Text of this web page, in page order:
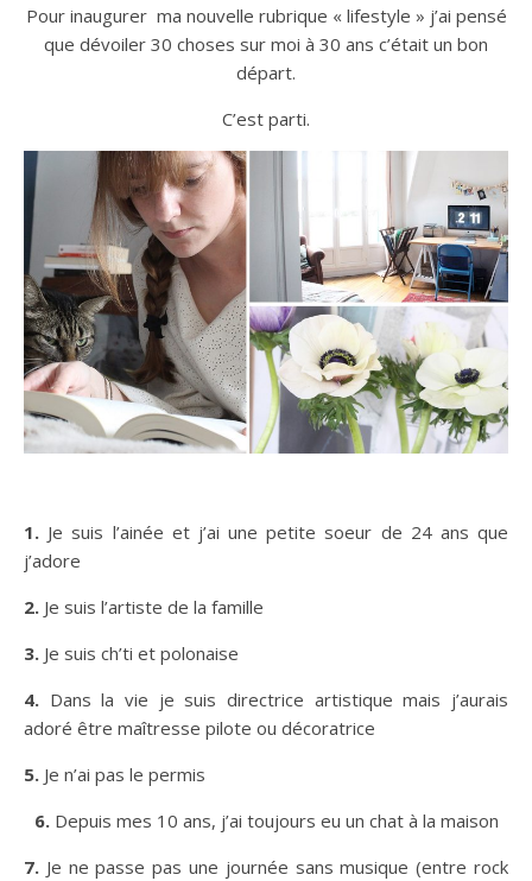
Facebook
sur Twittersur Instagram
Facebook
sur Twittersur Instagram
Pour inaugurer ma nouvelle rubrique « lifestyle » j’ai pensé
que dévoiler 30 choses sur moi à 30 ans c’était un bon
départ.
C’est parti.
1. Je suis l’ainée et j’ai une petite soeur de 24 ans que
j’adore
2. Je suis l’artiste de la famille
3. Je suis ch’ti et polonaise
4. Dans la vie je suis directrice artistique mais j’aurais
adoré être maîtresse pilote ou décoratrice
5. Je n’ai pas le permis
6. Depuis mes 10 ans, j’ai toujours eu un chat à la maison
7. Je ne passe pas une journée sans musique (entre rock